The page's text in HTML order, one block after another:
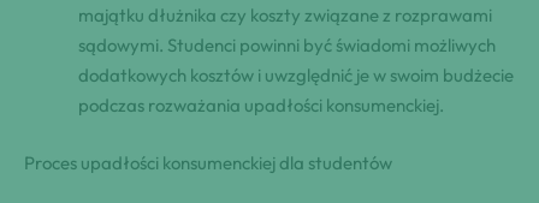
majątku dłużnika czy koszty związane z rozprawami
sądowymi. Studenci powinni być świadomi możliwych
dodatkowych kosztów i uwzględnić je w swoim budżecie
podczas rozważania upadłości konsumenckiej.
Proces upadłości konsumenckiej dla studentów